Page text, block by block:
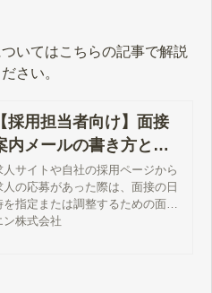
いてはこちらの記事で解説
さい。
【採用担当者向け】面接
内メールの書き方とマ
ー。未返信と辞退を防
ポイントとは？
人サイトや自社の採用ページから
人の応募があった際は、面接の日
を指定または調整するための面接
内メールを応募者に送信します。
ン株式会社